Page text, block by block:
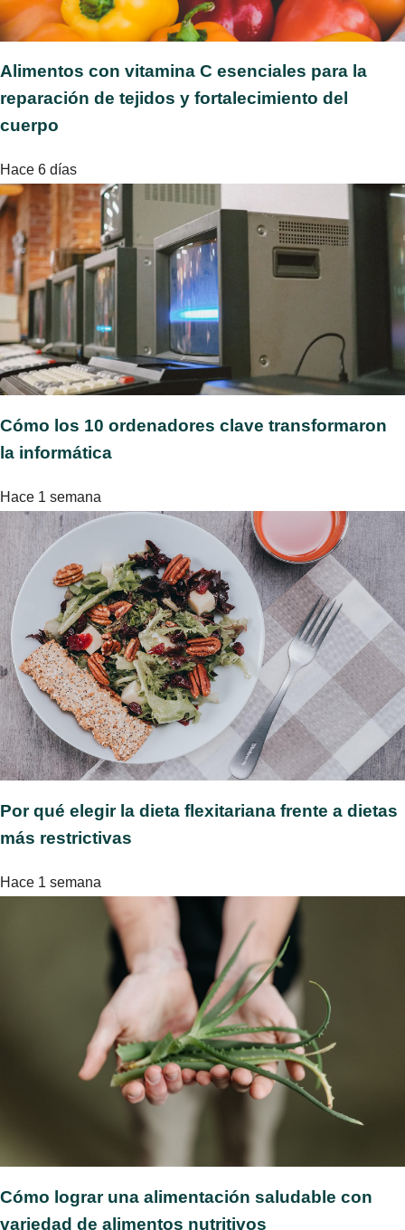
Alimentos con vitamina C esenciales para la
reparación de tejidos y fortalecimiento del
cuerpo
Hace 6 días
Cómo los 10 ordenadores clave transformaron
la informática
Hace 1 semana
Por qué elegir la dieta flexitariana frente a dietas
más restrictivas
Hace 1 semana
Cómo lograr una alimentación saludable con
variedad de alimentos nutritivos